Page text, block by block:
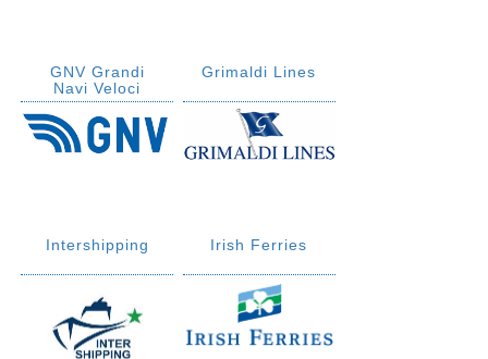
GNV Grandi
Navi Veloci
Grimaldi Lines
Intershipping Irish Ferries